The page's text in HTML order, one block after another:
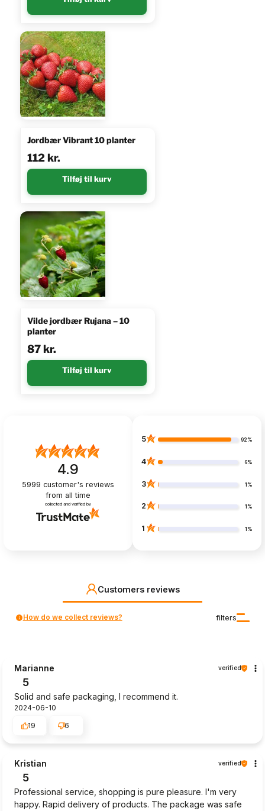
Jordbær Vibrant 10 planter
112kr.
Tilføj til kurv
Vilde jordbær Rujana – 10
planter
87kr.
Tilføj til kurv
4.9
5999 customer's reviews
from all time
collected and verified by
5 92%
4 6%
3 1%
2 1%
1 1%
Customers reviews
filters
How do we collect reviews?
Marianne verified
5
Solid and safe packaging, I recommend it.
2024-06-10
19
6
Kristian verified
5
Professional service, shopping is pure pleasure. I'm very
happy. Rapid delivery of products. The package was safe